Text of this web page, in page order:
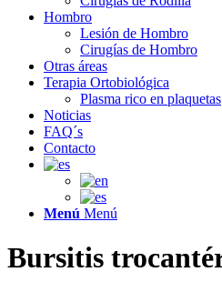
Hombro
Lesión de Hombro
Cirugías de Hombro
Otras áreas
Terapia Ortobiológica
Plasma rico en plaquetas
Noticias
FAQ´s
Contacto
Menú Menú
Bursitis